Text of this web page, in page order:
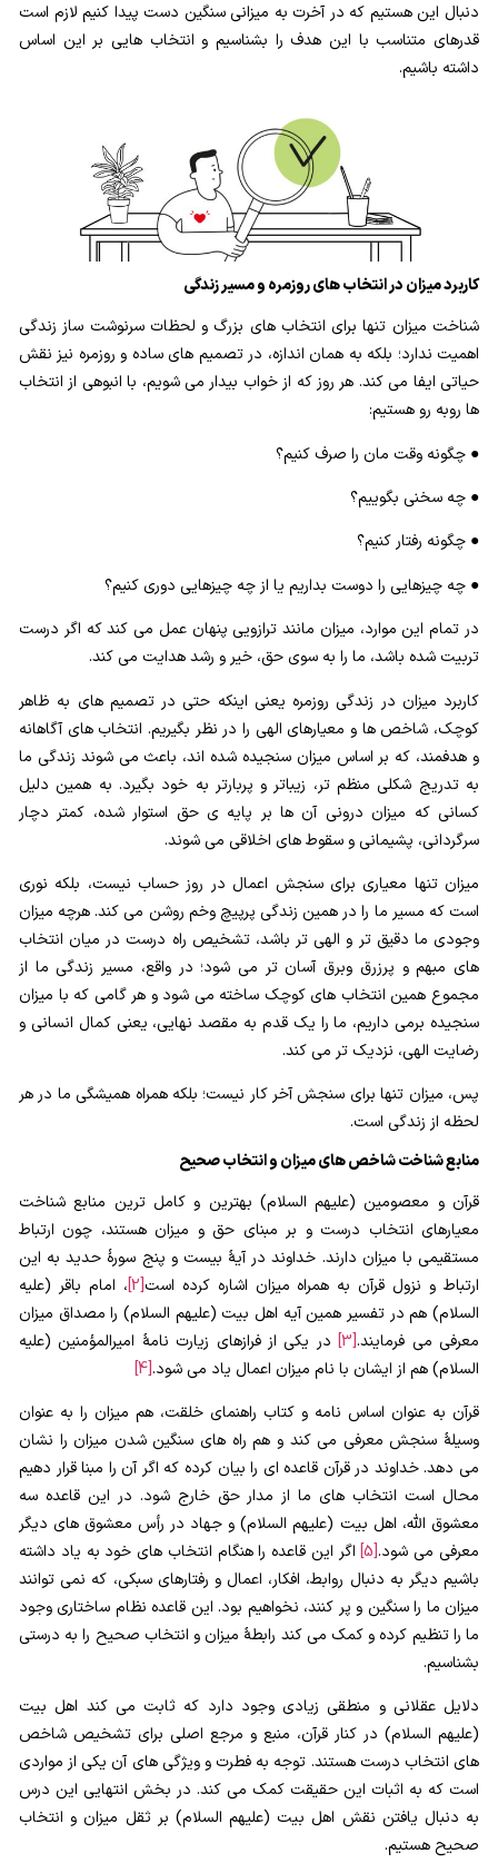
شیطان دشمن آشکار 0/14
شناخت بهشت و جهنم
نگاه ابدی و آمادگی برای آخرت
از خیال تا سلامت قلب
انسان در مرکز آفرینش
دیدار جهان غیب 0/9
دنبال این هستیم که در آخرت به میزانی سنگین دست پیدا کنیم لازم است
قدرهای متناسب با این هدف را بشناسیم و انتخاب هایی بر این اساس
داشته باشیم.
کاربرد میزان در انتخاب های روزمره و مسیر زندگی
شناخت میزان تنها برای انتخاب های بزرگ و لحظات سرنوشت ساز زندگی
اهمیت ندارد؛ بلکه به همان اندازه، در تصمیم های ساده و روزمره نیز نقش
حیاتی ایفا می کند. هر روز که از خواب بیدار می شویم، با انبوهی از انتخاب
ها روبه رو هستیم:
● چگونه وقت مان را صرف کنیم؟
● چه سخنی بگوییم؟
● چگونه رفتار کنیم؟
● چه چیزهایی را دوست بداریم یا از چه چیزهایی دوری کنیم؟
در تمام این موارد، میزان مانند ترازویی پنهان عمل می کند که اگر درست
تربیت شده باشد، ما را به سوی حق، خیر و رشد هدایت می کند.
کاربرد میزان در زندگی روزمره یعنی اینکه حتی در تصمیم های به ظاهر
کوچک، شاخص ها و معیارهای الهی را در نظر بگیریم. انتخاب های آگاهانه
و هدفمند، که بر اساس میزان سنجیده شده اند، باعث می شوند زندگی ما
به تدریج شکلی منظم تر، زیباتر و پربارتر به خود بگیرد. به همین دلیل
کسانی که میزان درونی آن ها بر پایه ی حق استوار شده، کمتر دچار
سرگردانی، پشیمانی و سقوط های اخلاقی می شوند.
میزان تنها معیاری برای سنجش اعمال در روز حساب نیست، بلکه نوری
است که مسیر ما را در همین زندگی پرپیچ وخم روشن می کند. هرچه میزان
وجودی ما دقیق تر و الهی تر باشد، تشخیص راه درست در میان انتخاب
های مبهم و پرزرق وبرق آسان تر می شود؛ در واقع، مسیر زندگی ما از
مجموع همین انتخاب های کوچک ساخته می شود و هر گامی که با میزان
سنجیده برمی داریم، ما را یک قدم به مقصد نهایی، یعنی کمال انسانی و
رضایت الهی، نزدیک تر می کند.
پس، میزان تنها برای سنجش آخر کار نیست؛ بلکه همراه همیشگی ما در هر
لحظه از زندگی است.
منابع شناخت شاخص های میزان و انتخاب صحیح
قرآن و معصومین (علیهم السلام) بهترین و کامل ترین منابع شناخت
معیارهای انتخاب درست و بر مبنای حق و میزان هستند، چون ارتباط
مستقیمی با میزان دارند. خداوند در آیۀ بیست و پنج سورۀ حدید به این
ارتباط و نزول قرآن به همراه میزان اشاره کرده است[2] ، امام باقر (علیه
السلام) هم در تفسیر همین آیه اهل بیت (علیهم السلام) را مصداق میزان
معرفی می فرمایند.[3]
در یکی از فرازهای زیارت نامۀ امیرالمؤمنین (علیه
السلام) هم از ایشان با نام میزان اعمال یاد می شود.[4]
قرآن به عنوان اساس نامه و کتاب راهنمای خلقت، هم میزان را به عنوان
وسیلۀ سنجش معرفی می کند و هم راه های سنگین شدن میزان را نشان
می دهد. خداوند در قرآن قاعده ای را بیان کرده که اگر آن را مبنا قرار دهیم
محال است انتخاب های ما از مدار حق خارج شود. در این قاعده سه
معشوق الله، اهل بیت (علیهم السلام) و جهاد در رأس معشوق های دیگر
معرفی می شود.[5]
اگر این قاعده را هنگام انتخاب های خود به یاد داشته
باشیم دیگر به دنبال روابط، افکار، اعمال و رفتارهای سبکی، که نمی توانند
میزان ما را سنگین و پر کنند، نخواهیم بود. این قاعده نظام ساختاری وجود
ما را تنظیم کرده و کمک می کند رابطۀ میزان و انتخاب صحیح را به درستی
بشناسیم.
دلایل عقلانی و منطقی زیادی وجود دارد که ثابت می کند اهل بیت
(علیهم السلام) در کنار قرآن، منبع و مرجع اصلی برای تشخیص شاخص
های انتخاب درست هستند. توجه به فطرت و ویژگی های آن یکی از مواردی
است که به اثبات این حقیقت کمک می کند. در بخش انتهایی این درس
به دنبال یافتن نقش اهل بیت (علیهم السلام) بر ثقل میزان و انتخاب
صحیح هستیم.